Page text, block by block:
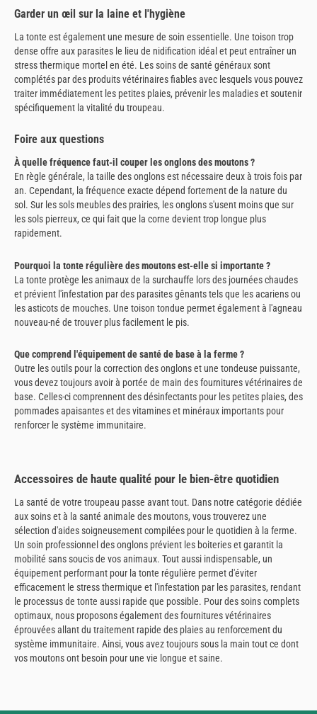
Garder un œil sur la laine et l'hygiène
La tonte est également une mesure de soin essentielle. Une toison trop
dense offre aux parasites le lieu de nidification idéal et peut entraîner un
stress thermique mortel en été. Les soins de santé généraux sont
complétés par des produits vétérinaires fiables avec lesquels vous pouvez
traiter immédiatement les petites plaies, prévenir les maladies et soutenir
spécifiquement la vitalité du troupeau.
Foire aux questions
À quelle fréquence faut-il couper les onglons des moutons ?
En règle générale, la taille des onglons est nécessaire deux à trois fois par
an. Cependant, la fréquence exacte dépend fortement de la nature du
sol. Sur les sols meubles des prairies, les onglons s'usent moins que sur
les sols pierreux, ce qui fait que la corne devient trop longue plus
rapidement.
Pourquoi la tonte régulière des moutons est-elle si importante ?
La tonte protège les animaux de la surchauffe lors des journées chaudes
et prévient l'infestation par des parasites gênants tels que les acariens ou
les asticots de mouches. Une toison tondue permet également à l'agneau
nouveau-né de trouver plus facilement le pis.
Que comprend l'équipement de santé de base à la ferme ?
Outre les outils pour la correction des onglons et une tondeuse puissante,
vous devez toujours avoir à portée de main des fournitures vétérinaires de
base. Celles-ci comprennent des désinfectants pour les petites plaies, des
pommades apaisantes et des vitamines et minéraux importants pour
renforcer le système immunitaire.
Accessoires de haute qualité pour le bien-être quotidien
La santé de votre troupeau passe avant tout. Dans notre catégorie dédiée
aux soins et à la santé animale des moutons, vous trouverez une
sélection d'aides soigneusement compilées pour le quotidien à la ferme.
Un soin professionnel des onglons prévient les boiteries et garantit la
mobilité sans soucis de vos animaux. Tout aussi indispensable, un
équipement performant pour la tonte régulière permet d'éviter
efficacement le stress thermique et l'infestation par les parasites, rendant
le processus de tonte aussi rapide que possible. Pour des soins complets
optimaux, nous proposons également des fournitures vétérinaires
éprouvées allant du traitement rapide des plaies au renforcement du
système immunitaire. Ainsi, vous avez toujours sous la main tout ce dont
vos moutons ont besoin pour une vie longue et saine.